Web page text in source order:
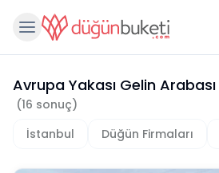
Avrupa Yakası Gelin Arabası
(16 sonuç)
İstanbul
Düğün Firmaları